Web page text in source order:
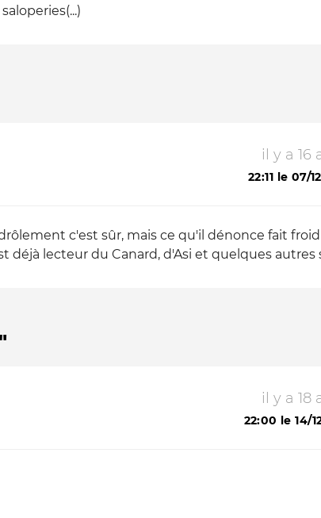
il y a 16
22:11 le 07/
c'est sûr, mais ce qu'il dénonce fait
lecteur du Canard, d'Asi et quelques autres
il y a 18
22:00 le 14/